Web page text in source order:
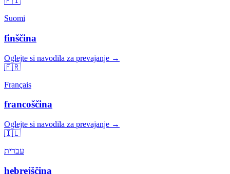
Suomi
finščina
Oglejte si navodila za prevajanje →
🇫🇷
Français
francoščina
Oglejte si navodila za prevajanje →
🇮🇱
עברית
hebrejščina